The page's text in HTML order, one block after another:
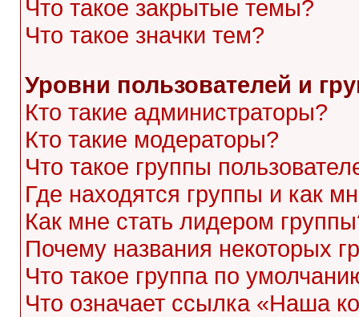
Что такое закрытые темы?
Что такое значки тем?
Уровни пользователей и
Кто такие администраторы?
Кто такие модераторы?
Что такое группы
Где находятся группы и как
Как мне стать лидером
Почему названия некоторых
Что такое группа по
Что означает ссылка «Наша